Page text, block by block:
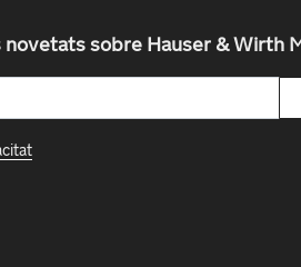
sobre Hauser & Wirth